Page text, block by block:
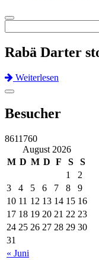
Toggle
navigation
Rabä Darter
Weiterlesen
Previous
Next
Toggle
Besucher
8611760
August 2026
M D M D F S S
« Juni
1
2
3
4 5 6 7 8
9
10 11 12 13 14 15 16
17 18 19 20 21 22 23
24 25 26 27 28 29 30
31